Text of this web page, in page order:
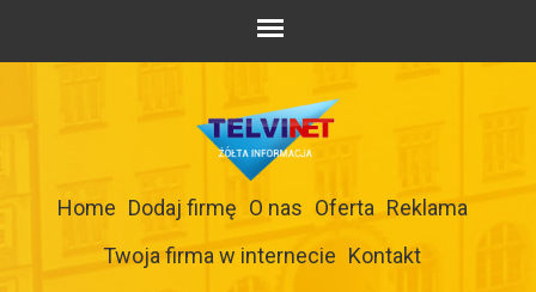
Home Dodaj firmę O nas Oferta Reklama
Twoja firma w internecie Kontakt